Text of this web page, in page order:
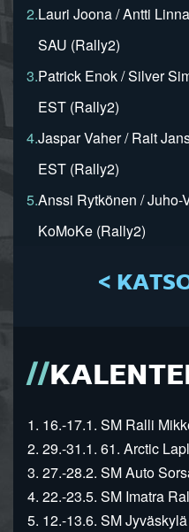
2.Lauri Joona / Antti
SAU (Rally2)
3.Patrick Enok / Silver
EST (Rally2)
4.Jaspar Vaher / Rait
EST (Rally2)
5.Anssi Rytkönen /
KoMoKe (Rally2)
<
1. 16.-17.1. SM Ralli
2. 29.-31.1. 61. Arctic
3. 27.-28.2. SM Auto
4. 22.-23.5. SM Imatra
5. 12.-13.6. SM